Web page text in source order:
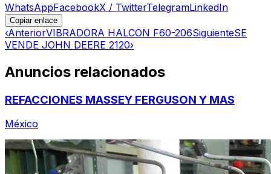
WhatsAppFacebookX / TwitterTelegramLinkedIn
Copiar enlace
‹AnteriorVIBRADORA HALCON F60-206SiguienteSE
VENDE JOHN DEERE 2120›
Anuncios relacionados
REFACCIONES MASSEY FERGUSON Y MAS
México